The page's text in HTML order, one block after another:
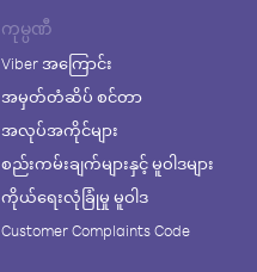
ကုမ္ပဏီ
Viber အကြောင်း
အမှတ်တံဆိပ် စင်တာ
အလုပ်အကိုင်များ
စည်းကမ်းချက်များနှင့် မူဝါဒများ
ကိုယ်ရေးလုံခြုံမှု မူဝါဒ
Customer Complaints Code